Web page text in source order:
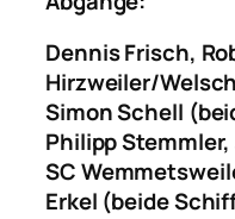
Dennis Frisch,
Hirzweiler/
Simon Schell
Philipp
SC
Erkel (beide